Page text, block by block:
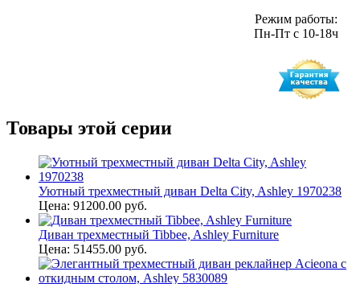
Режим работы:
Пн-Пт с 10-18ч
Товары этой серии
Уютный трехместный диван Delta City, Ashley 1970238
Цена: 91200.00 руб.
Диван трехместный Tibbee, Ashley Furniture
Цена: 51455.00 руб.